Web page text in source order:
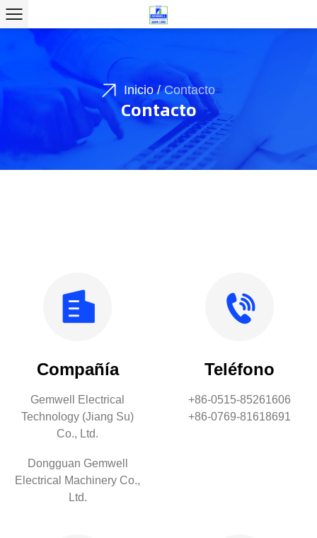
Inicio/Contacto
Contacto
Compañía
Gemwell Electrical
Technology (Jiang Su)
Co., Ltd.
Dongguan Gemwell
Electrical Machinery Co.,
Ltd.
Teléfono
+86-0515-85261606
+86-0769-81618691